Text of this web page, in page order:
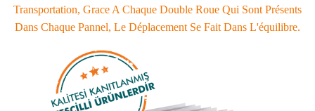
Transportation, Grace A Chaque Double Roue Qui Sont Présents
Dans Chaque Pannel, Le Déplacement Se Fait Dans L'équilibre.